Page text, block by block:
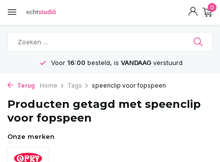
0
Voor 16:00 besteld, is VANDAAGverstuurd
Terug Home Tags speenclip voor fopspeen
Producten getagd met speenclip
voor fopspeen
Onze merken